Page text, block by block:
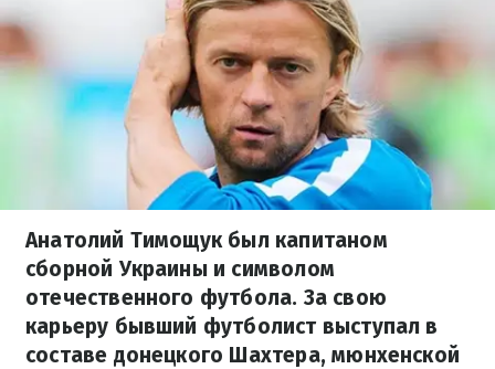
Анатолий Тимощук был капитаном
сборной Украины и символом
отечественного футбола. За свою
карьеру бывший футболист выступал в
составе донецкого Шахтера, мюнхенской